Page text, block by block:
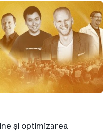
şi optimizarea